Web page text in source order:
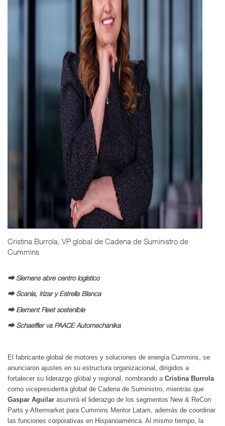
Cristina Burrola, VP global de Cadena de Suministro de
Cummins
⮕ Siemens abre centro logístico
⮕ Scania, Irizar y Estrella Blanca
⮕ Element Fleet sostenible
⮕ Schaeffler va PAACE Automechanika
El fabricante global de motores y soluciones de energía Cummins, se
anunciaron ajustes en su estructura organizacional, dirigidos a
fortalecer su liderazgo global y regional, nombrando a Cristina Burrola
como vicepresidenta global de Cadena de Suministro, mientras que
Gaspar Aguilar asumirá el liderazgo de los segmentos New & ReCon
Parts y Aftermarket para Cummins Meritor Latam, además de coordinar
las funciones corporativas en Hispanoamérica. Al mismo tiempo, la